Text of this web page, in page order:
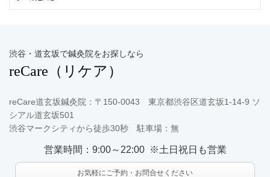
渋谷・道玄坂で鍼灸院をお探しなら
reCare （リケア）
reCare道玄坂鍼灸院：〒150-0043 東京都渋谷区道玄坂1-14-9 ソ
シアル道玄坂501
渋谷マークシティから徒歩30秒 駐車場：無
営業時間：9:00～22:00 ※土日祝日も営業
お気軽にご予約・お問合せください